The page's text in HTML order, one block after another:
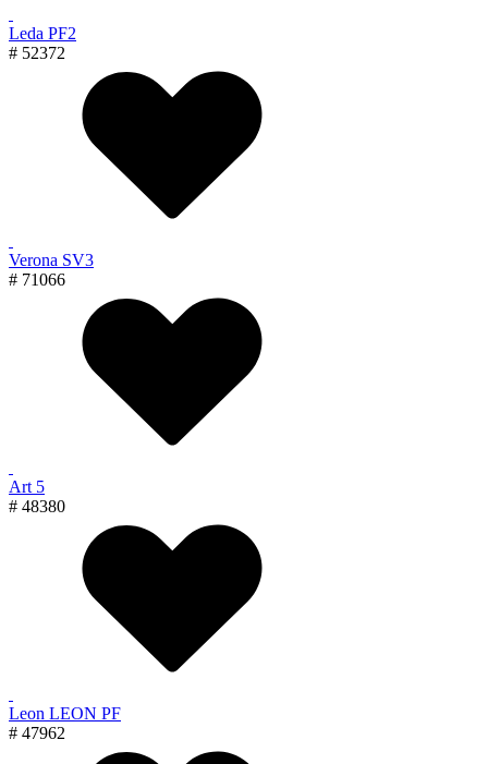
Leda PF2
# 52372
Verona SV3
# 71066
Art 5
# 48380
Leon LEON PF
# 47962